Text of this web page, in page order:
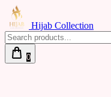
Hijab Collection
0